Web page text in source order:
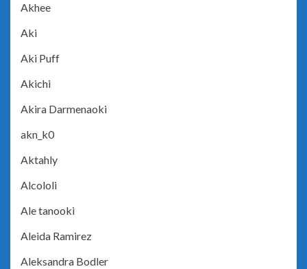
Akhee
Aki
Aki Puff
Akichi
Akira Darmenaoki
akn_k0
Aktahly
Alcololi
Ale tanooki
Aleida Ramirez
Aleksandra Bodler